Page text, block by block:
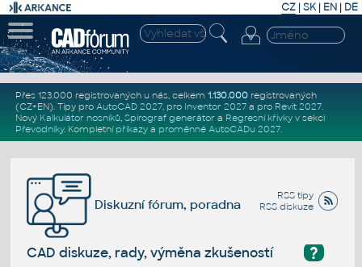
CZ | SK| EN | DE
Přes 123.000 registrovaných u nás, celkem 1.130.000registrovaných
(CZ+EN). Tipy pro AutoCAD 2027, pro Inventor 2027a pro Revit 2027.
Nový Kalkulátor nosníků, Spirograf generátor a Regresní křivkyv sekci
Převodníky. Kompletní příkazya proměnné AutoCADu 2027.
RSS tipy
RSS diskuze
Diskuzní fórum, poradna
?
CAD diskuze, rady, výměna zkušeností